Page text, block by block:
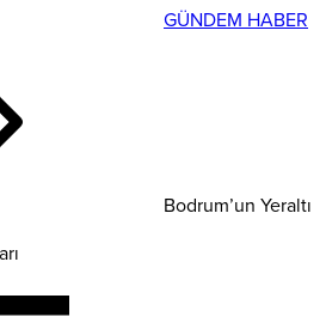
GÜNDEM HABER
Bodrum’un Yeraltı